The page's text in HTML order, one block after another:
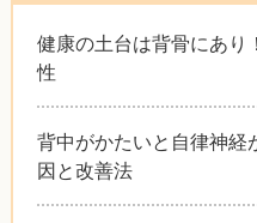
健康の土台は背骨にあり
性
背中がかたいと自律神経
因と改善法